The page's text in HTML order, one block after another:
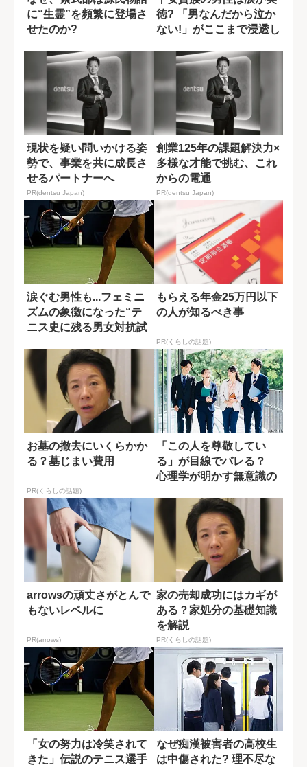
に“生霊”を頻繁に登場さ
せたのか?
徳? 「男なんだから泣か
ない!」がここまで浸透し
現状を疑い問いかける姿
勢で、事業を共に成長さ
せるパートナーへ
PR(dentsu Japan)
創業125年の課題解決力×
多様な才能で挑む、これ
からの電通
PR(dentsu Japan)
涙ぐむ男性も...フェミニ
ズムの象徴になった“テ
ニス史に残る男女対抗試
もらえる年金25万円以下
の人が知るべき事
PR(くらしの話題)
お墓の撤去にいくらかか
る？墓じまい費用
PR(くらしの話題)
「この人を尊敬してい
る」が目線でバレる？
心理学が明かす無意識の
arrowsの頑丈さがとんで
もないレベルに
PR(arrows)
家の売却成功にはカギが
ある？家処分の基礎知識
を解説
PR(くらしの話題)
「女の努力は冷笑されて
きた」伝説のテニス選手
なぜ痴漢被害者の高校生
は中傷された? 理不尽な